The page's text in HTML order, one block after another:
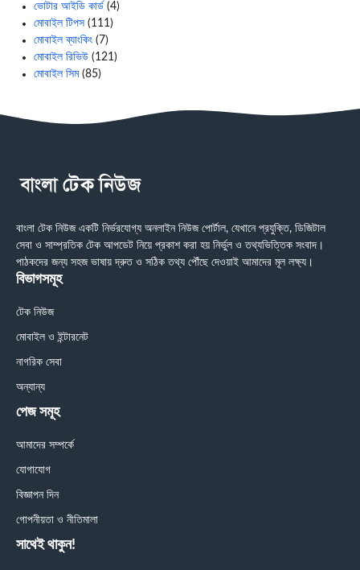
ভোটার আইডি কার্ড (4)
মোবাইল টিপস (111)
মোবাইল ব্যাংকিং (7)
মোবাইল রিভিউ (121)
মোবাইল সিম(85)
বাংলা টেক নিউজ একটি নির্ভরযোগ্য অনলাইন নিউজ পোর্টাল, যেখানে প্রযুক্তি, ডিজিটাল
সেবা ও সাম্প্রতিক টেক আপডেট নিয়ে প্রকাশ করা হয় নির্ভুল ও তথ্যভিত্তিক সংবাদ।
পাঠকদের জন্য সহজ ভাষায় দ্রুত ও সঠিক তথ্য পৌঁছে দেওয়াই আমাদের মূল লক্ষ্য।
বিভাগসমূহ
টেক নিউজ
মোবাইল ও ইন্টারনেট
নাগরিক সেবা
অন্যান্য
পেজ সমূহ
আমাদের সম্পর্কে
যোগাযোগ
বিজ্ঞাপন দিন
গোপনীয়তা ও নীতিমালা
সাথেই থাকুন!